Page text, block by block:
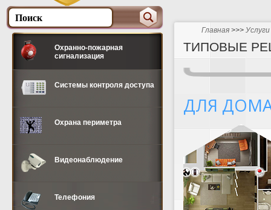
Главная >>> Услуги
ТИПОВЫЕ
ДЛЯ
Охранно-пожарная
сигнализация
Системы контроля доступа
Охрана периметра
Видеонаблюдение
Телефония